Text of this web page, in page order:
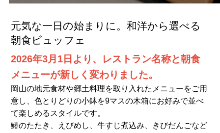
元気な一日の始まりに。和洋から選べる
朝食ビュッフェ
2026年3月1日より、レストラン名称と朝食
メニューが新しく変わりました。
岡山の地元食材や郷土料理を取り入れたメニューをご用
意し、色とりどりの小鉢を9マスの木箱にお好みで並べ
て楽しめるスタイルです。
鰆のたたき、えびめし、牛すじ煮込み、きびだんごなど